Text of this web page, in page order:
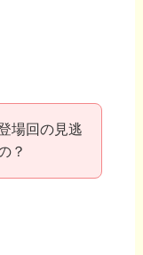
場回の見逃
？